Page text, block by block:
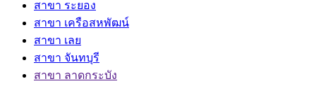
สาขา ระยอง
สาขา เครือสหพัฒน์
สาขา เลย
สาขา จันทบุรี
สาขา ลาดกระบัง